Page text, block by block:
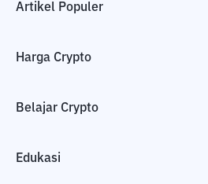
Artikel Populer
Harga Crypto
Belajar Crypto
Edukasi